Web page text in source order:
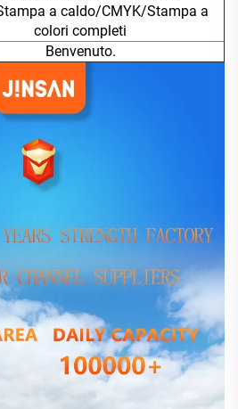
a caldo/CMYK/Stampa a
colori completi
Benvenuto.